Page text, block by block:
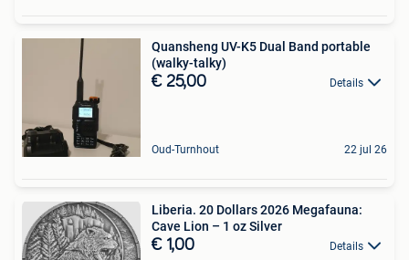
Quansheng UV-K5 Dual Band portable
(walky-talky)
€ 25,00 Details
Oud-Turnhout 22 jul 26
Liberia. 20 Dollars 2026 Megafauna:
Cave Lion – 1 oz Silver
€ 1,00 Details